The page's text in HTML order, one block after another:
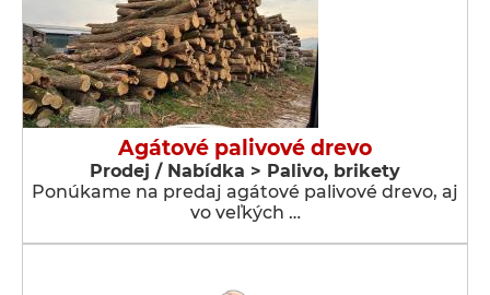
Agátové palivové drevo
Prodej / Nabídka > Palivo, brikety
Ponúkame na predaj agátové palivové drevo, aj
vo veľkých …